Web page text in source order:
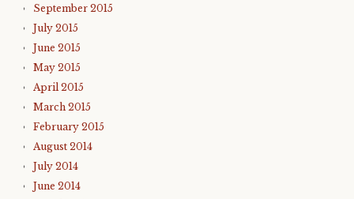
September 2015
July 2015
June 2015
May 2015
April 2015
March 2015
February 2015
August 2014
July 2014
June 2014